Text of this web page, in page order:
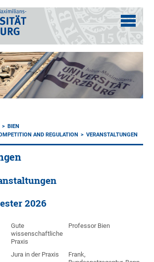
BIEN
AND REGULATION
VERANSTALTUNGEN
2026
Gute
wissenschaftliche
Praxis
Professor Bien
Jura in der Praxis
Frank,